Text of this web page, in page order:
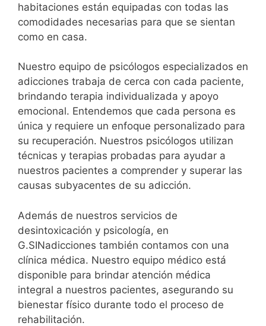
habitaciones están equipadas con todas las
comodidades necesarias para que se sientan
como en casa.
Nuestro equipo de psicólogos especializados en
adicciones trabaja de cerca con cada paciente,
brindando terapia individualizada y apoyo
emocional. Entendemos que cada persona es
única y requiere un enfoque personalizado para
su recuperación. Nuestros psicólogos utilizan
técnicas y terapias probadas para ayudar a
nuestros pacientes a comprender y superar las
causas subyacentes de su adicción.
Además de nuestros servicios de
desintoxicación y psicología, en
G.SINadicciones también contamos con una
clínica médica. Nuestro equipo médico está
disponible para brindar atención médica
integral a nuestros pacientes, asegurando su
bienestar físico durante todo el proceso de
rehabilitación.